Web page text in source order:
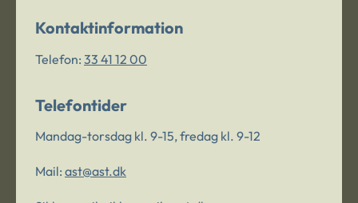
Kontaktinformation
Telefon: 33 41 12 00
Telefontider
Mandag-torsdag kl. 9-15, fredag kl. 9-12
Mail: ast@ast.dk